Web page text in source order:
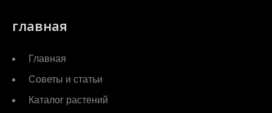
главная
Главная
Советы и статьи
Каталог растений